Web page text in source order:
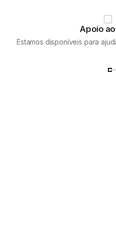
Apoio
Estamos disponíveis para